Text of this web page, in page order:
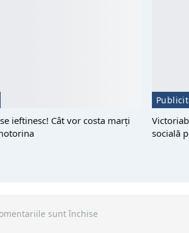
ieftinesc! Cât vor costa marți
socială
sunt închise